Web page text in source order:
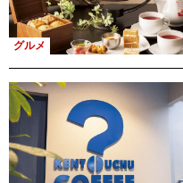
グルメ